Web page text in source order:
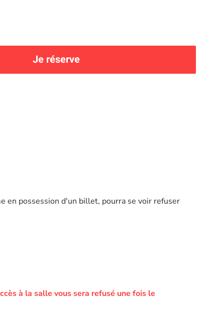
Je réserve
en possession d'un billet, pourra se voir refuser
à la salle vous sera refusé une fois le